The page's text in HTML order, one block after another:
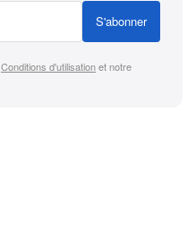
S'abonner
Conditions d'utilisationet notre